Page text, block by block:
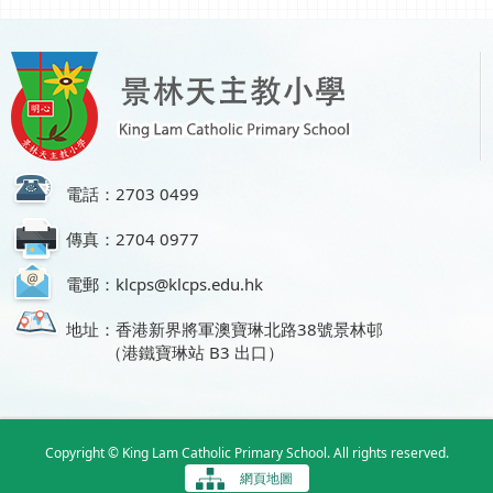
電話：2703 0499
傳真：2704 0977
電郵：klcps@klcps.edu.hk
地址：香港新界將軍澳寶琳北路38號景林邨
（港鐵寶琳站 B3 出口）
Copyright © King Lam Catholic Primary School. All rights reserved.
網頁地圖